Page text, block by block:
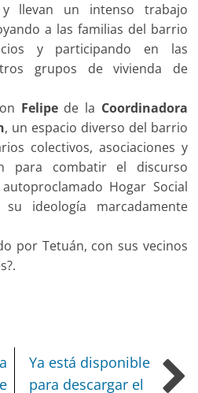
llevan un intenso trabajo
a las familias del barrio
y participando en las
grupos de vivienda de
Felipe de la Coordinadora
, un espacio diverso del barrio
colectivos, asociaciones y
para combatir el discurso
Hogar Social
ideología marcadamente
por Tetuán, con sus vecinos
Ya está disponible
para descargar el